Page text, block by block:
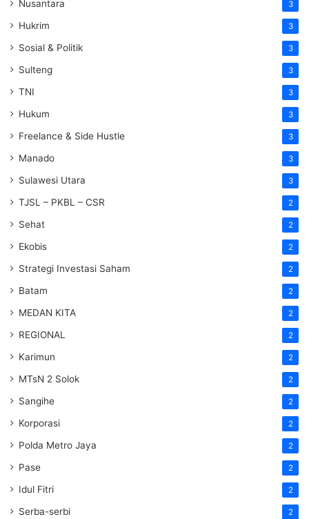
Nusantara 3
Hukrim 3
Sosial & Politik 3
Sulteng 3
TNI 3
Hukum 3
Freelance & Side Hustle 3
Manado 3
Sulawesi Utara 3
TJSL – PKBL – CSR 2
Sehat 2
Ekobis 2
Strategi Investasi Saham 2
Batam 2
MEDAN KITA 2
REGIONAL 2
Karimun 2
MTsN 2 Solok 2
Sangihe 2
Korporasi 2
Polda Metro Jaya 2
Pase 2
Idul Fitri 2
Serba-serbi 2